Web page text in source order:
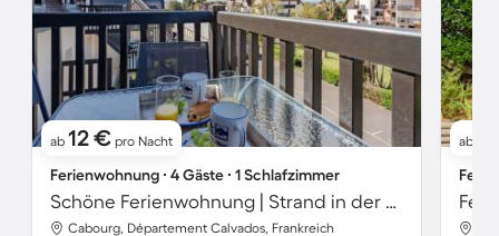
ab 12 € pro Nacht
Ferienwohnung ∙ 4 Gäste ∙ 1 Schlafzimmer
Schöne Ferienwohnung | Strand in der Nähe
Cabourg, Département Calvados, Frankreich
ab